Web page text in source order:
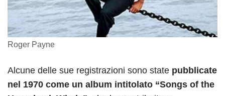
Roger Payne
Alcune delle sue registrazioni sono state pubblicate
nel 1970 come un album intitolato “Songs of the